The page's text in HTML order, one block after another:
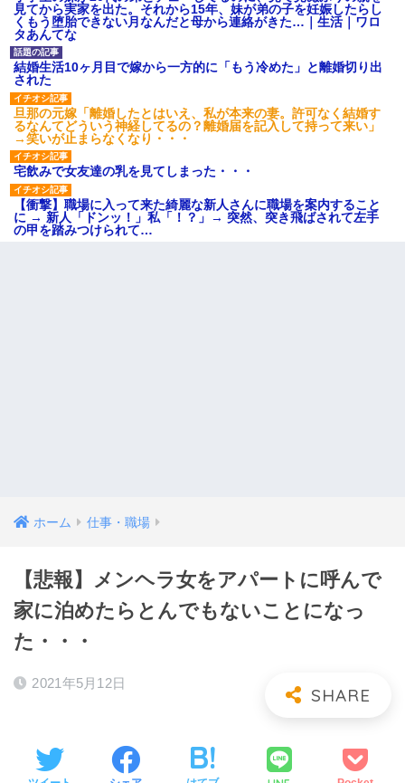
見てから実家を出た。それから15年、妹が弟の子を妊娠したらし
くもう堕胎できない月なんだと母から連絡がきた…｜生活｜ワロ
タあんてな
結婚生活10ヶ月目で嫁から一方的に「もう冷めた」と離婚切り出
された
旦那の元嫁「離婚したとはいえ、私が本来の妻。許可なく結婚す
るなんてどういう神経してるの？離婚届を記入して持って来い」
→笑いが止まらなくなり・・・
宅飲みで女友達の乳を見てしまった・・・
【衝撃】職場に入って来た綺麗な新人さんに職場を案内すること
に → 新人「ドンッ！」私「！？」→ 突然、突き飛ばされて左手
の甲を踏みつけられて…
ホーム 仕事・職場
【悲報】メンヘラ女をアパートに呼んで
家に泊めたらとんでもないことになっ
た・・・
2021年5月12日